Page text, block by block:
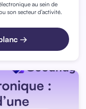
au sein de
son secteur d’activité.
→